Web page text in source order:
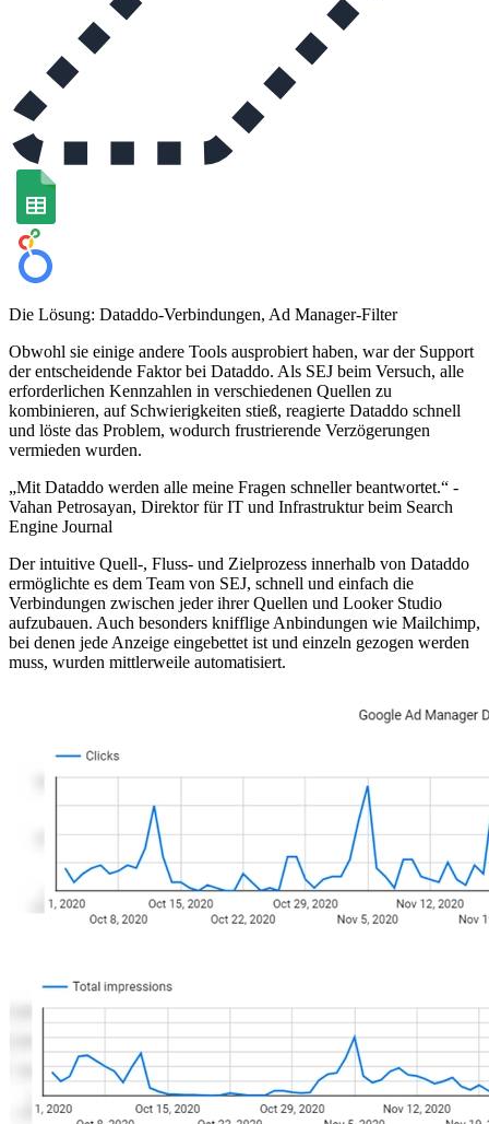
Die Lösung: Dataddo-Verbindungen, Ad Manager-Filter
Obwohl sie einige andere Tools ausprobiert haben, war der Support
der entscheidende Faktor bei Dataddo. Als SEJ beim Versuch, alle
erforderlichen Kennzahlen in verschiedenen Quellen zu
kombinieren, auf Schwierigkeiten stieß, reagierte Dataddo schnell
und löste das Problem, wodurch frustrierende Verzögerungen
vermieden wurden.
„Mit Dataddo werden alle meine Fragen schneller beantwortet.“ -
Vahan Petrosayan, Direktor für IT und Infrastruktur beim Search
Engine Journal
Der intuitive Quell-, Fluss- und Zielprozess innerhalb von Dataddo
ermöglichte es dem Team von SEJ, schnell und einfach die
Verbindungen zwischen jeder ihrer Quellen und Looker Studio
aufzubauen. Auch besonders knifflige Anbindungen wie Mailchimp,
bei denen jede Anzeige eingebettet ist und einzeln gezogen werden
muss, wurden mittlerweile automatisiert.